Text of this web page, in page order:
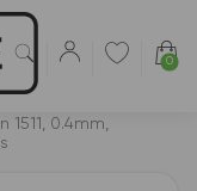
0
0.4mm,